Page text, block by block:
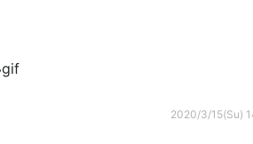
gif
2020/3/15(Su)